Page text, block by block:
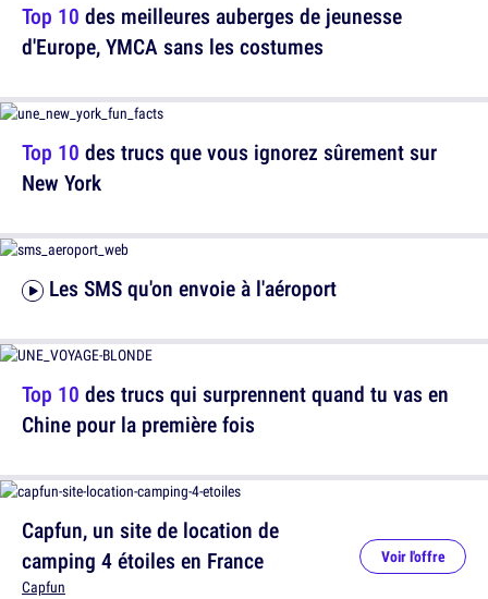
Top 10 des trucs que vous ignorez sûrement sur
New York
Top 10 des trucs qui surprennent quand tu vas en
Chine pour la première fois
Top 10 des meilleures auberges de jeunesse
d'Europe, YMCA sans les costumes
Les SMS qu'on envoie à l'aéroport
Capfun, un site de location de
camping 4 étoiles en France
Capfun
Voir l'offre